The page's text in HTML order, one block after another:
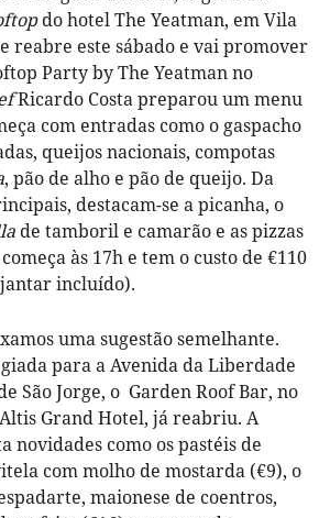
do hotel The Yeatman, em Vila
reabre este sábado e vai promover
Party by The Yeatman no
Ricardo Costa preparou um menu
com entradas como o gaspacho
queijos nacionais, compotas
, pão de alho e pão de queijo. Da
destacam-se a picanha, o
de tamboril e camarão e as pizzas
às 17h e tem o custo de €110
incluído).
uma sugestão semelhante.
para a Avenida da Liberdade
São Jorge, o Garden Roof Bar, no
Grand Hotel, já reabriu. A
novidades como os pastéis de
com molho de mostarda (€9), o
maionese de coentros,